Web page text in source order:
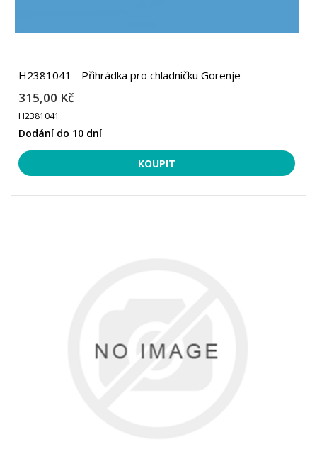
H2381041 - Přihrádka pro chladničku Gorenje
315,00 Kč
H2381041
Dodání do 10 dní